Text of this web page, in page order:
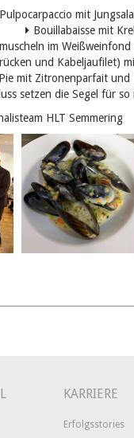
Pulpocarpaccio mit
Bouillabaisse mit
im
und Kabeljaufilet)
mit Zitronenparfait und
setzen die Segel für
HLT Semmering
KARRIERE
Erfolgsstories